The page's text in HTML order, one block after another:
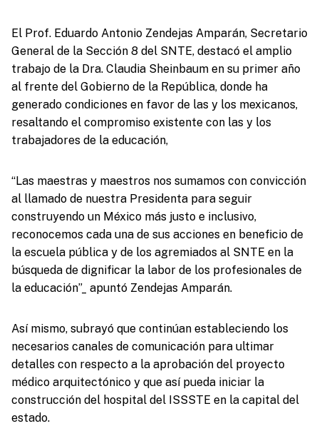
El Prof. Eduardo Antonio Zendejas Amparán, Secretario
General de la Sección 8 del SNTE, destacó el amplio
trabajo de la Dra. Claudia Sheinbaum en su primer año
al frente del Gobierno de la República, donde ha
generado condiciones en favor de las y los mexicanos,
resaltando el compromiso existente con las y los
trabajadores de la educación,
“Las maestras y maestros nos sumamos con convicción
al llamado de nuestra Presidenta para seguir
construyendo un México más justo e inclusivo,
reconocemos cada una de sus acciones en beneficio de
la escuela pública y de los agremiados al SNTE en la
búsqueda de dignificar la labor de los profesionales de
la educación”_ apuntó Zendejas Amparán.
Así mismo, subrayó que continúan estableciendo los
necesarios canales de comunicación para ultimar
detalles con respecto a la aprobación del proyecto
médico arquitectónico y que así pueda iniciar la
construcción del hospital del ISSSTE en la capital del
estado.